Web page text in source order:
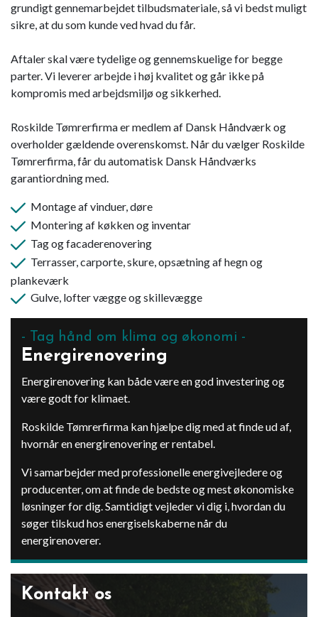
grundigt gennemarbejdet tilbudsmateriale, så vi bedst muligt
sikre, at du som kunde ved hvad du får.
Aftaler skal være tydelige og gennemskuelige for begge
parter. Vi leverer arbejde i høj kvalitet og går ikke på
kompromis med arbejdsmiljø og sikkerhed.
Roskilde Tømrerfirma er medlem af Dansk Håndværk og
overholder gældende overenskomst. Når du vælger Roskilde
Tømrerfirma, får du automatisk Dansk Håndværks
garantiordning med.
Montage af vinduer, døre
Montering af køkken og inventar
Tag og facaderenovering
Terrasser, carporte, skure, opsætning af hegn og
plankeværk
Gulve, lofter vægge og skillevægge
Tag hånd om klima og økonomi
Energirenovering
Energirenovering kan både være en god investering og
være godt for klimaet.
Roskilde Tømrerfirma kan hjælpe dig med at finde ud af,
hvornår en energirenovering er rentabel.
Vi samarbejder med professionelle energivejledere og
producenter, om at finde de bedste og mest økonomiske
løsninger for dig. Samtidigt vejleder vi dig i, hvordan du
søger tilskud hos energiselskaberne når du
energirenoverer.
Kontakt os